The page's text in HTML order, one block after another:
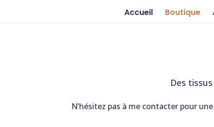
Accueil Boutique
Des
N’hésitez pas à me contacter pour